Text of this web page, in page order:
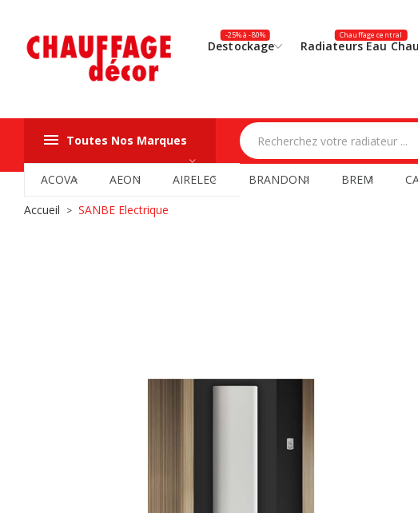
Destockage
-25% à -80%
Radiateurs Eau
Chauffage central
Toutes Nos Marques
ACOVA AEON AIRELEC BRANDONI BREM
Accueil SANBE Electrique